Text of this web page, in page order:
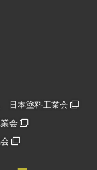
日本塗料工業会
会